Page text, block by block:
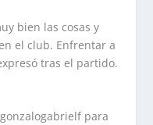
bien las cosas y
el club. Enfrentar a
tras el partido.
para